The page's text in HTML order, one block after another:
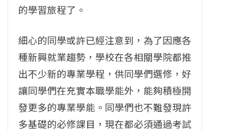
的學習旅程了。
細心的同學或許已經注意到，為了因應各
種新興就業趨勢，學校在各相關學院都推
出不少新的專業學程，供同學們選修，好
讓同學們在充實本職學能外，能夠積極開
發更多的專業學能。同學們也不難發現許
多基礎的必修課目，現在都必須通過考試